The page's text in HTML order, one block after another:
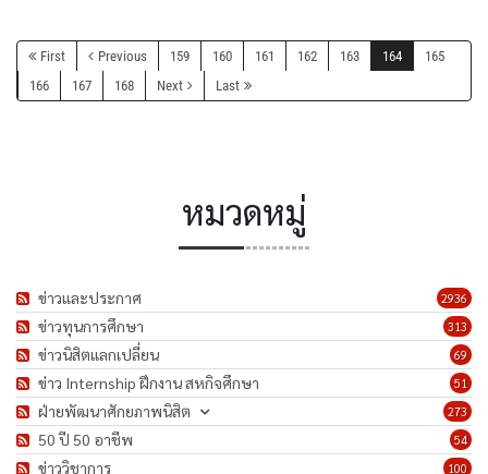
First Previous 159 160 161 162 163 164
165
166
167 168 Next Last
หมวดหมู่
2936
ข่าวและประกาศ
313
ข่าวทุนการศึกษา
69
ข่าวนิสิตแลกเปลี่ยน
51
ข่าว Internship ฝึกงาน สหกิจศึกษา
273
ฝ่ายพัฒนาศักยภาพนิสิต
54
50 ปี 50 อาชีพ
100
ข่าววิชาการ